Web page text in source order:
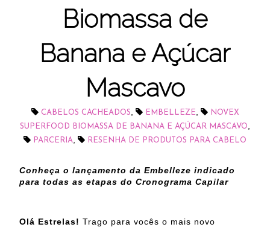
Biomassa de
Banana e Açúcar
Mascavo
CABELOS CACHEADOS EMBELLEZE
NOVEX
SUPERFOOD BIOMASSA DE BANANA E AÇÚCAR MASCAVO
PARCERIA RESENHA DE PRODUTOS PARA CABELO
Conheça o lançamento da Embelleze indicado
para todas as etapas do Cronograma Capilar
Olá Estrelas! Trago para vocês o mais novo